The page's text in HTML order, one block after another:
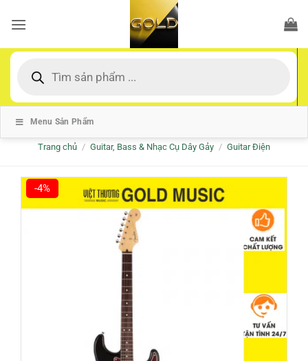
qua
dung
kiếm
Menu Sản Phẩm
Trang chủ / Guitar, Bass & Nhạc Cụ Dây Gảy / Guitar Điện
-4%